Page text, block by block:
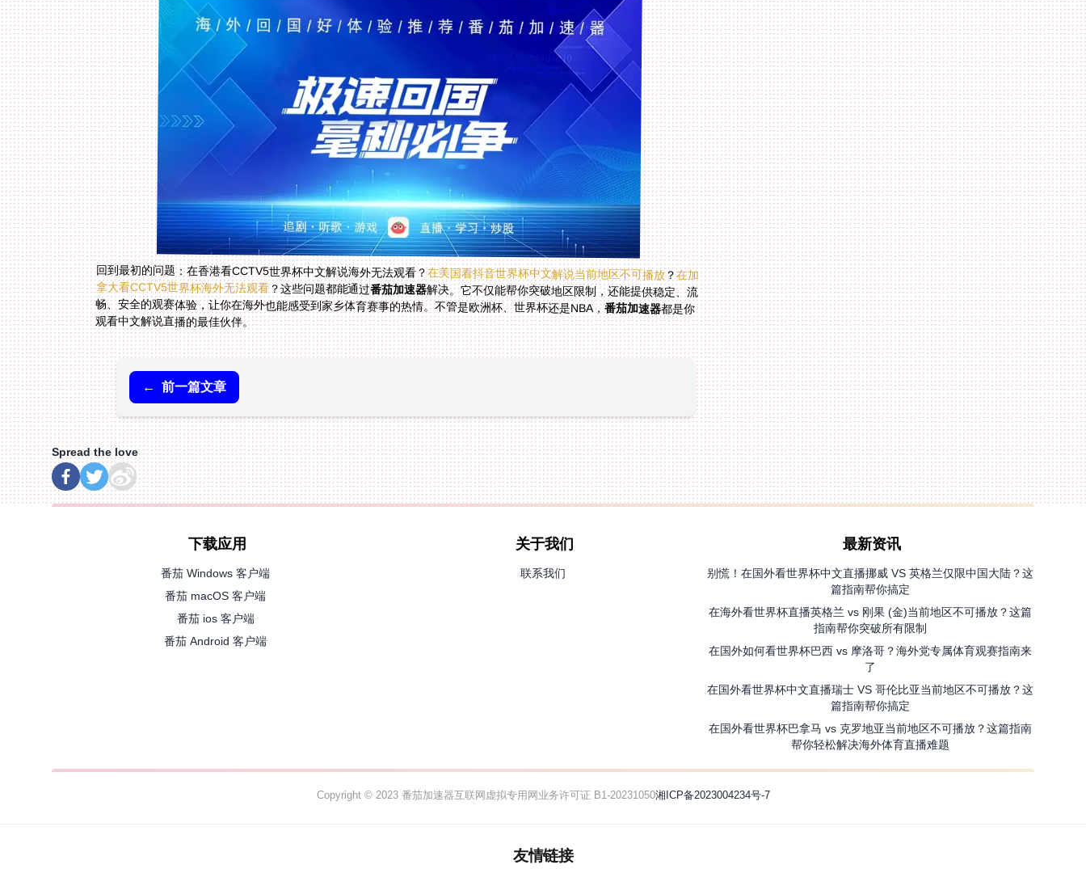
回到最初的问题：在香港看CCTV5世界杯中文解说海外无法观看？在美国看抖音世界杯中文解说当前地区不可播放？在加
拿大看CCTV5世界杯海外无法观看？这些问题都能通过番茄加速器解决。它不仅能帮你突破地区限制，还能提供稳定、流
畅、安全的观赛体验，让你在海外也能感受到家乡体育赛事的热情。不管是欧洲杯、世界杯还是NBA，番茄加速器都是你
观看中文解说直播的最佳伙伴。
← 前一篇文章
Spread the love
下载应用
番茄 Windows 客户端
番茄 macOS 客户端
番茄 ios 客户端
番茄 Android 客户端
关于我们
联系我们
最新资讯
别慌！在国外看世界杯中文直播挪威 VS 英格兰仅限中国大陆？这
篇指南帮你搞定
在海外看世界杯直播英格兰 vs 刚果 (金)当前地区不可播放？这篇
指南帮你突破所有限制
在国外如何看世界杯巴西 vs 摩洛哥？海外党专属体育观赛指南来
了
在国外看世界杯中文直播瑞士 VS 哥伦比亚当前地区不可播放？这
篇指南帮你搞定
在国外看世界杯巴拿马 vs 克罗地亚当前地区不可播放？这篇指南
帮你轻松解决海外体育直播难题
Copyright © 2023 番茄加速器互联网虚拟专用网业务许可证 B1-20231050湘ICP备2023004234号-7
友情链接